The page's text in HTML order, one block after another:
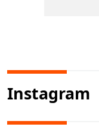
Instagram